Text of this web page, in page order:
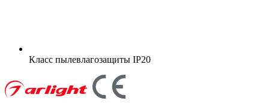
Класс пылевлагозащиты IP20